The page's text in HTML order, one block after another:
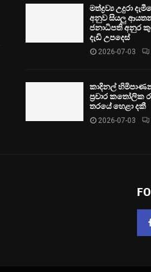
මත්ද්‍රව්‍ය උදුරා
අනුව සියලු
ජනාධිපති අනුර
දැඩි උපදෙස්
2026-07-03
කාදිනල්
ප්‍රචාර කතෝලික
තරයේ හෙළා දකී
2026-07-03